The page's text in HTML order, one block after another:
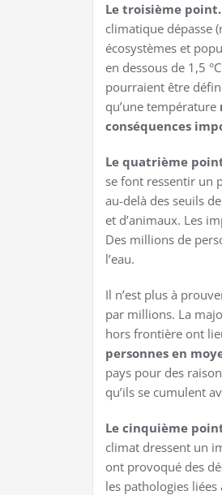
Le troisième point.
climatique dépasse
écosystèmes et
en dessous de 1,5
pourraient être
qu’une température
conséquences
Le quatrième
se font ressentir un
au-delà des seuils
et d’animaux. Les
Des millions de
l’eau.
Il n’est plus à
par millions. La
hors frontière ont
personnes en
pays pour des
qu’ils se cumulent
Le cinquième
climat dressent un
ont provoqué des
les pathologies